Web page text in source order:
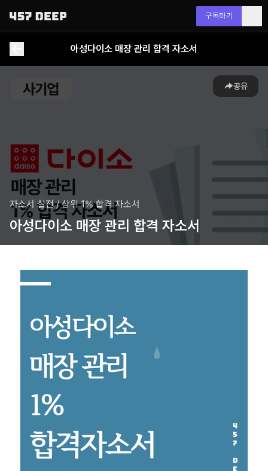
구독하기
아성다이소 매장 관리 합격 자소서
공유
자소서 실전/상위 1% 합격 자소서
아성다이소 매장 관리 합격 자소서